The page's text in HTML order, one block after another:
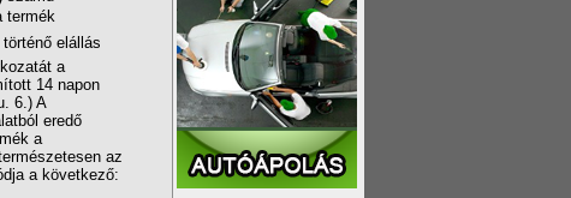
termék
elállás
a
14 napon
6.) A
eredő
a
az
a következő: